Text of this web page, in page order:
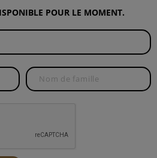
POUR LE MOMENT.